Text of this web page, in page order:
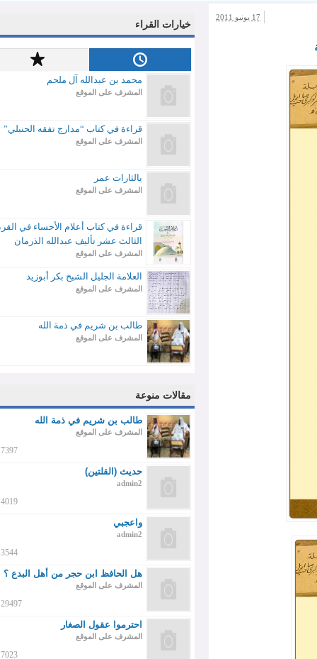
خيارات القراء
محمد بن عبدالله آل ملحم
المشرف على الموقع
قراءة في كتاب “مدارج تفقه الحنبلي”
المشرف على الموقع
يالثارات عمر
المشرف على الموقع
قراءة في كتاب أعلام الأحساء في القرن
الثالث عشر تأليف عبدالله الذرمان
المشرف على الموقع
العلامة الجليل الشيخ بكر أبوزيد
المشرف على الموقع
طالب بن شريم في ذمة الله
المشرف على الموقع
مقالات منوعة
طالب بن شريم في ذمة الله
المشرف على الموقع
حديث (القلتين)
هل الحافظ ابن حجر من أهل البدع ؟
المشرف على الموقع
احترموا عقول الصغار
المشرف على الموقع